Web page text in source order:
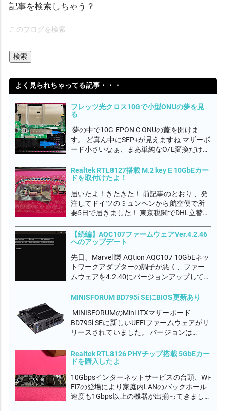
記事を検索しちゃう？
よく見られちゃってる記事・・・
フレッツ光クロス10Gで小型ONUの夢を見
る
夢の中で10G-EPON C ONUの蓋を開けま
す。 ど真ん中にSFP+が見えますね マザーボ
ード小さいなぁ、まあ単純なO/E変換だけだ
WTDのSFP+光トランシーバーモジュールで
すね フレッツ網のONU認証はMACアドレス
Realtek RTL8127搭載 M.2 key E 10GbEカー
ドを取付けたよ！
届いたよ！きたきた！ 前記事のとおり 、発
注してドイツのミュンヘンから航空便で所
要5日で届きました！ 東京税関でDHL立替の
んだかんだでトータル 44,974円もかかりま
した💦 完全自己満足の世界です。何も言わ
【続編】AQC107ファームウェアVer.4.2.46
へのアップデート
先日、Marvell製 AQtion AQC107 10GbEネッ
トワークアダプターの調子が悪く、ファー
ムウェアを4.2.40にバージョンアップして不
はダウンロード速度が3Gbps程度しか出な
ャーから一...
MINISFORUM BD795i SEにBIOS更新あり
MINISFORUMのMini-ITXマザーボード
BD795i SEに新しいUEFIファームウェアがリ
リースされていました。 バージョンは
使っているときに唯一の不具合を感じて
て、アプリの起動や最小化するときに不定
Realtek RTL8126 PHYチップ搭載 5GbEカー
ドを購入したよ
10Gbpsインターネットサービスの台頭、Wi-
Fi7の登場により家庭内LANのバックホール
速度も1Gbps以上の機器が出揃ってきまし